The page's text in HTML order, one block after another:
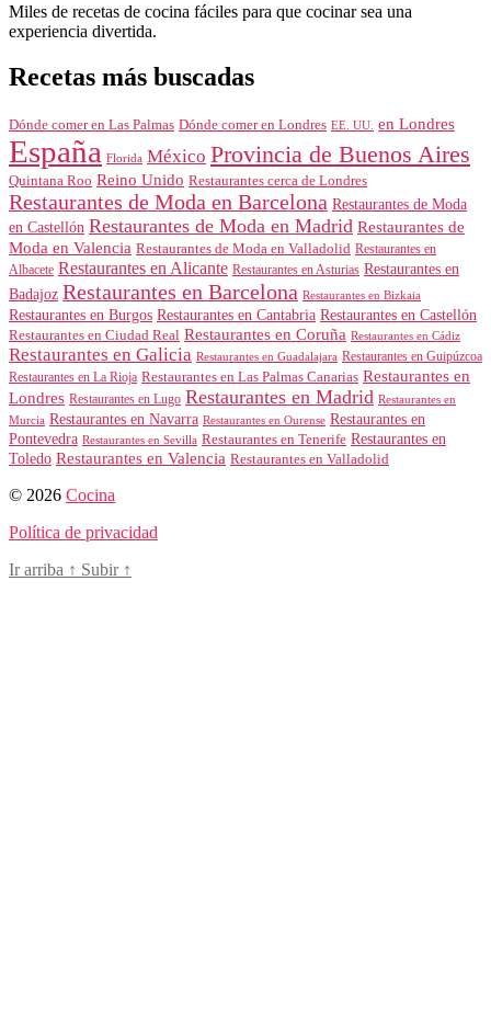
Miles de recetas de cocina fáciles para que cocinar sea una
experiencia divertida.
Recetas más buscadas
Dónde comer en Las Palmas Dónde comer en Londres EE. UU. en Londres
España Florida México Provincia de Buenos Aires
Quintana Roo Reino Unido Restaurantes cerca de Londres
Restaurantes de Moda en Barcelona Restaurantes de Moda
en Castellón Restaurantes de Moda en Madrid Restaurantes de
Moda en Valencia Restaurantes de Moda en Valladolid Restaurantes en
Albacete Restaurantes en Alicante Restaurantes en Asturias Restaurantes en
Badajoz Restaurantes en Barcelona Restaurantes en Bizkaia
Restaurantes en Burgos Restaurantes en Cantabria Restaurantes en Castellón
Restaurantes en Ciudad Real Restaurantes en Coruña Restaurantes en Cádiz
Restaurantes en Galicia Restaurantes en Guadalajara Restaurantes en Guipúzcoa
Restaurantes en La Rioja Restaurantes en Las Palmas Canarias Restaurantes en
Londres Restaurantes en Lugo Restaurantes en Madrid Restaurantes en
Murcia Restaurantes en Navarra Restaurantes en Ourense Restaurantes en
Pontevedra Restaurantes en Sevilla Restaurantes en Tenerife Restaurantes en
Toledo Restaurantes en Valencia Restaurantes en Valladolid
© 2026 Cocina
Política de privacidad
Ir arriba ↑ Subir ↑